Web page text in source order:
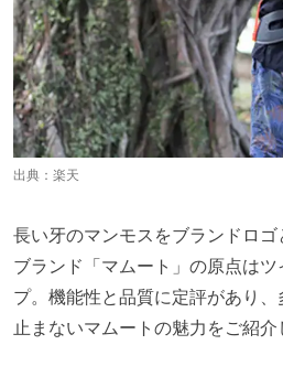
出典： 楽天
長い牙のマンモスをブランドロ
ブランド「マムート」の原点は
プ。機能性と品質に定評があり
止まないマムートの魅力をご紹介